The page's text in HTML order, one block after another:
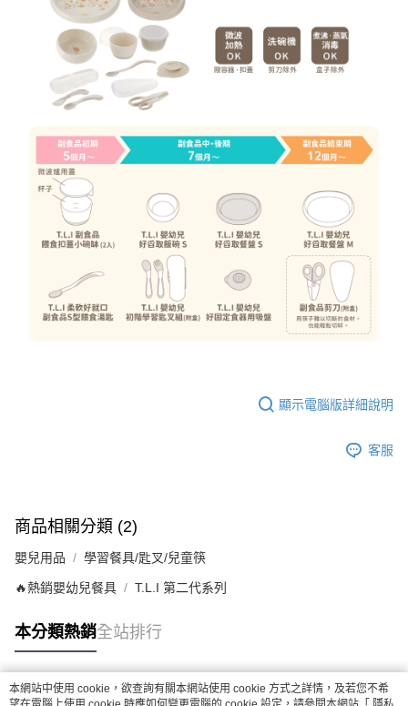
顯示電腦版詳細說明
客服
商品相關分類 (2)
嬰兒用品 學習餐具/匙叉/兒童筷
🔥熱銷嬰幼兒餐具 T.L.I 第二代系列
本分類熱銷全站排行
本網站中使用 cookie，欲查詢有關本網站使用 cookie 方式之詳情，及若您不希